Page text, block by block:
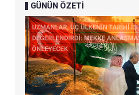
GÜNÜN ÖZETİ